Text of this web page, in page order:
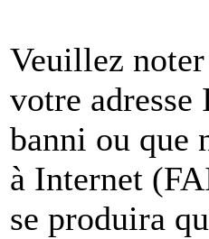
Veuillez noter
votre adresse
banni ou que
à Internet
se produira